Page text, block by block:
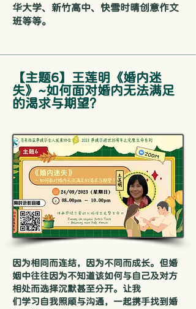
华大学、新竹高中、快雪时晴创意作文
班等等。
【主题6】王莲明《婚内迷
失》~如何面对婚内无法满足
的渴求与期望？
因为相同而连结，因为不同而成长。但婚
姻中往往因为不知道该如何与自己及对方
相处而选择沉默甚至分开。让我
们学习自我照顾与沟通，一起携手找到婚